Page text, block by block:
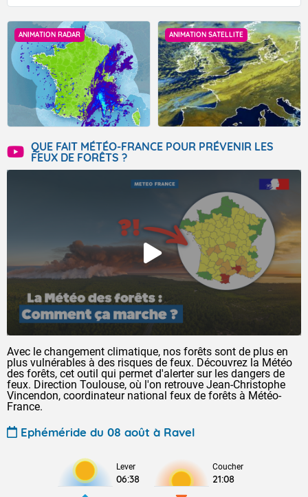
ANIMATION RADAR ANIMATION SATELLITE
QUE FAIT MÉTÉO-FRANCE POUR PRÉVENIR LES
FEUX DE FORÊTS ?
Avec le changement climatique, nos forêts sont de plus en
plus vulnérables à des risques de feux. Découvrez la Météo
des forêts, cet outil qui permet d'alerter sur les dangers de
feux. Direction Toulouse, où l'on retrouve Jean-Christophe
Vincendon, coordinateur national feux de forêts à Météo-
France.
Ephéméride du 08 août à Ravel
Lever
06:38
Coucher
21:08